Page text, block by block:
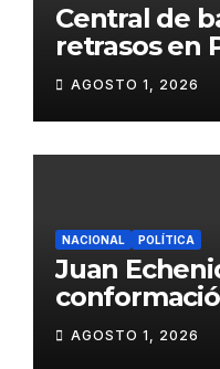
Central de
retrasos en
de Agua y
Juliaca
AGOSTO 1, 2026
NACIONAL POLÍTICA
Juan
gabinete
Fujimori
AGOSTO 1, 2026